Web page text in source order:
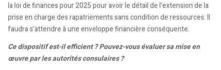
la loi de finances pour 2025 pour avoir le détail de l’extension de la
prise en charge des rapatriements sans condition de ressources. Il
faudra s’attendre à une enveloppe financière conséquente.
Ce dispositif est-il efficient ? Pouvez-vous évaluer sa mise en
œuvre par les autorités consulaires ?